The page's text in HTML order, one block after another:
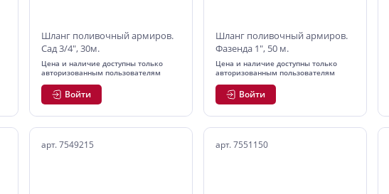
Шланг поливочный армиров.
Сад 3/4", 30м.
Цена и наличие доступны только
авторизованным пользователям
Войти
Шланг поливочный армиров.
Фазенда 1", 50 м.
Цена и наличие доступны только
авторизованным пользователям
Войти
арт. 7549215 арт. 7551150